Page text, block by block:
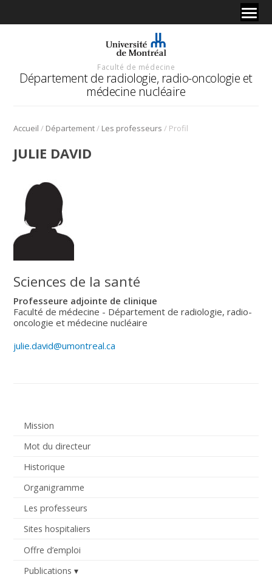
Faculté de médecine
Département de radiologie, radio-oncologie et
médecine nucléaire
Accueil / Département/ Les professeurs / Profil
Mission
Mot du directeur
Historique
Organigramme
Les professeurs
Sites hospitaliers
Offre d’emploi
Publications
JULIE DAVID
Sciences de la santé
Professeure adjointe de clinique
Faculté de médecine - Département de radiologie, radio-
oncologie et médecine nucléaire
julie.david@umontreal.ca